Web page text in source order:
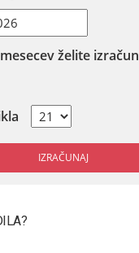
želite izračun
IZRAČUNAJ